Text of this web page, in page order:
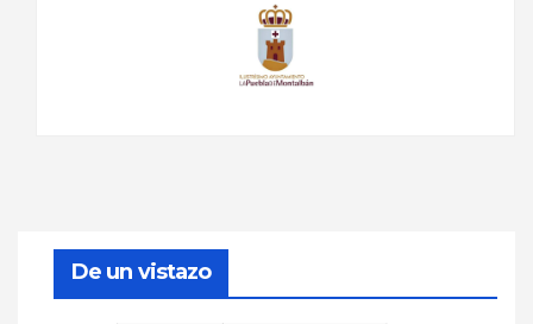
De un vistazo